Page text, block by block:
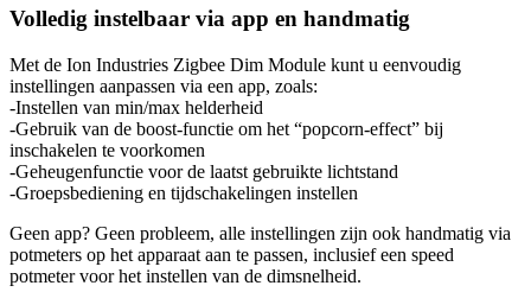
Volledig instelbaar via app en handmatig
Met de Ion Industries Zigbee Dim Module kunt u eenvoudig
instellingen aanpassen via een app, zoals:
-Instellen van min/max helderheid
-Gebruik van de boost-functie om het “popcorn-effect” bij
inschakelen te voorkomen
-Geheugenfunctie voor de laatst gebruikte lichtstand
-Groepsbediening en tijdschakelingen instellen
Geen app? Geen probleem, alle instellingen zijn ook handmatig via
potmeters op het apparaat aan te passen, inclusief een speed
potmeter voor het instellen van de dimsnelheid.